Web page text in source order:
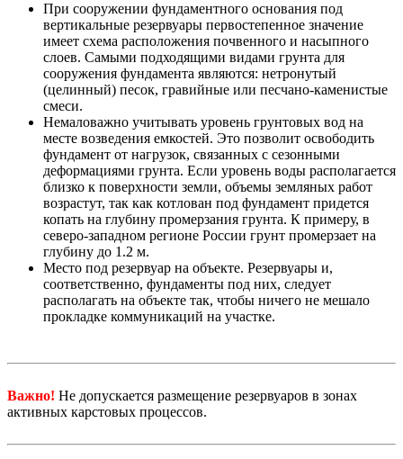
При сооружении фундаментного основания под
вертикальные резервуары первостепенное значение
имеет схема расположения почвенного и насыпного
слоев. Самыми подходящими видами грунта для
сооружения фундамента являются: нетронутый
(целинный) песок, гравийные или песчано-каменистые
смеси.
Немаловажно учитывать уровень грунтовых вод на
месте возведения емкостей. Это позволит освободить
фундамент от нагрузок, связанных с сезонными
деформациями грунта. Если уровень воды располагается
близко к поверхности земли, объемы земляных работ
возрастут, так как котлован под фундамент придется
копать на глубину промерзания грунта. К примеру, в
северо-западном регионе России грунт промерзает на
глубину до 1.2 м.
Место под резервуар на объекте. Резервуары и,
соответственно, фундаменты под них, следует
располагать на объекте так, чтобы ничего не мешало
прокладке коммуникаций на участке.
Важно! Не допускается размещение резервуаров в зонах
активных карстовых процессов.